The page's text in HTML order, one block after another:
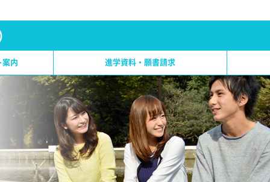
内 進学資料・願書請求